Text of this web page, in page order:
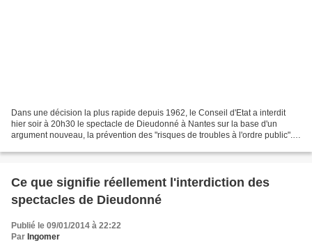
Dans une décision la plus rapide depuis 1962, le Conseil d'Etat a interdit
hier soir à 20h30 le spectacle de Dieudonné à Nantes sur la base d'un
argument nouveau, la prévention des "risques de troubles à l'ordre public".
Ce que signifie réellement l'interdiction des
spectacles de Dieudonné
Publié le 09/01/2014 à 22:22
Par Ingomer